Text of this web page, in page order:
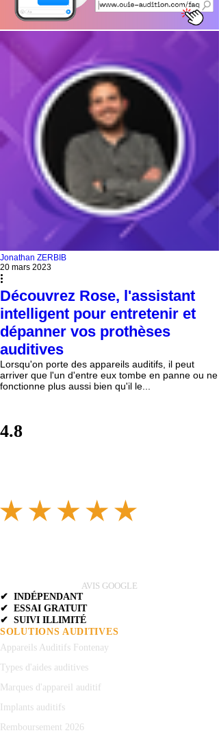
Jonathan ZERBIB
20 mars 2023
Découvrez Rose, l'assistant
intelligent pour entretenir et
dépanner vos prothèses
auditives
Lorsqu'on porte des appareils auditifs, il peut
arriver que l'un d'entre eux tombe en panne ou ne
fonctionne plus aussi bien qu'il le...
4.8
AVIS GOOGLE
✔ INDÉPENDANT
✔ ESSAI GRATUIT
✔ SUIVI ILLIMITÉ
SOLUTIONS AUDITIVES
Appareils Auditifs Fontenay
Types d'aides auditives
Marques d'appareil auditif
Implants auditifs
Remboursement 2026